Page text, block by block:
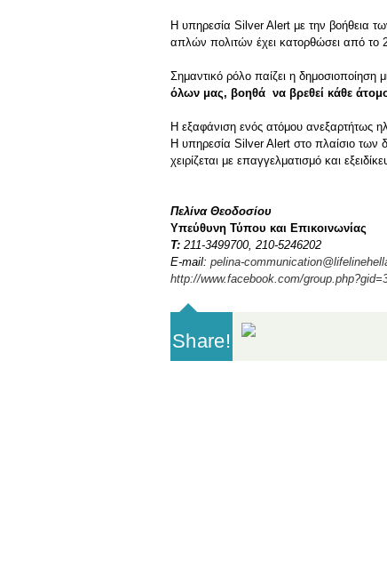
Η υπηρεσία Silver Alert με την βοήθεια
απλών πολιτών έχει κατορθώσει από το
Σημαντικό ρόλο παίζει η
όλων μας, βοηθά να βρεθεί κάθε
Η εξαφάνιση ενός ατόμου ανεξαρτήτως
Η υπηρεσία Silver Alert στο πλαίσιο των
χειρίζεται με επαγγελματισμό και
Πελίνα Θεοδοσίου
Υπεύθυνη Τύπου και Επικοινωνίας
Τ: 211-3499700, 210-5246202
E-mail: pelina-
http://www.facebook.com/
Share!